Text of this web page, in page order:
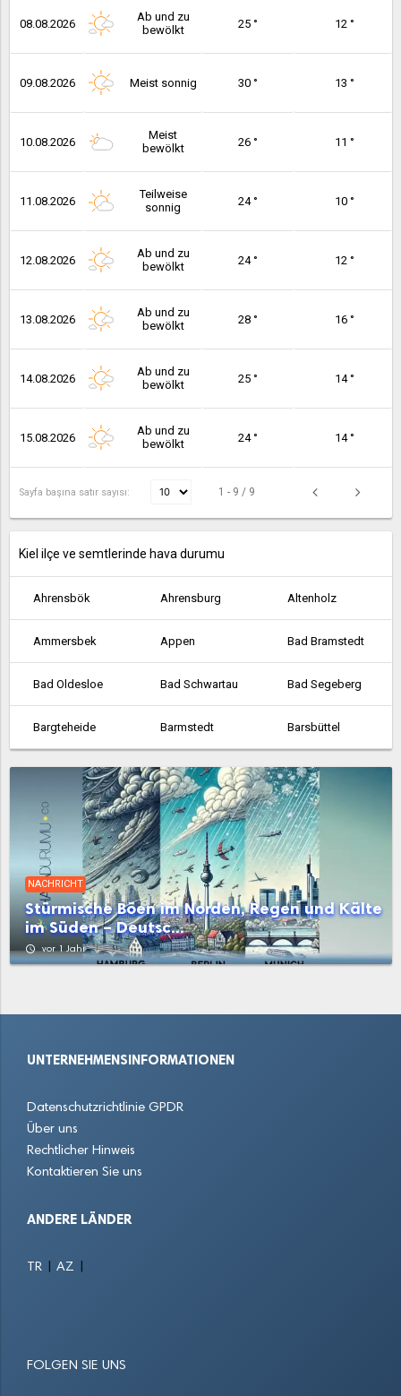
08.08.2026
Ab und zu
bewölkt
25 ° 12 °
09.08.2026 Meist sonnig 30 ° 13 °
10.08.2026
Meist
bewölkt
26 ° 11 °
11.08.2026
Teilweise
sonnig
24 ° 10 °
12.08.2026
Ab und zu
bewölkt
24 ° 12 °
13.08.2026
Ab und zu
bewölkt
28 ° 16 °
14.08.2026
Ab und zu
bewölkt
25 ° 14 °
15.08.2026
Ab und zu
bewölkt
24 ° 14 °
Sayfa başına satır sayısı: 1 - 9 / 9
Kiel ilçe ve semtlerinde hava durumu
Ahrensbök Ahrensburg Altenholz
Ammersbek Appen Bad Bramstedt
Bad Oldesloe Bad Schwartau Bad Segeberg
Bargteheide Barmstedt Barsbüttel
Bordesholm Brunsbüttel Büchen
Büdelsdorf Büsum Eckernförde
Ellerau Elmschenhagen Elmshorn
Eutin Fehmarn Flensburg
Flintbek Fockbek Friedrichsort
Handewitt Harksheide
Heide
Lauenburg
NACHRICHT
Stürmische Böen im Norden, Regen und Kälte
im Süden – Deutsc...
access_time vor 1 Jahr
UNTERNEHMENSINFORMATIONEN
Datenschutzrichtlinie GPDR
Über uns
Rechtlicher Hinweis
Kontaktieren Sie uns
ANDERE LÄNDER
TR AZ
FOLGEN SIE UNS